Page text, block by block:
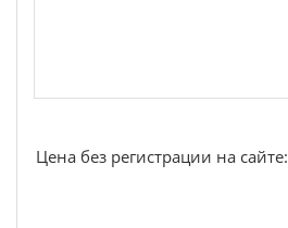
Цена без регистрации на сайте: